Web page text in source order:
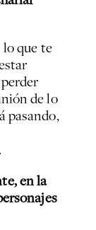
que te
de lo
pasando,
en la